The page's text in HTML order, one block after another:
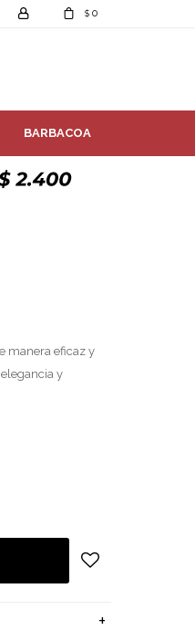
BARBACOA
$ 0
manera eficaz y
y